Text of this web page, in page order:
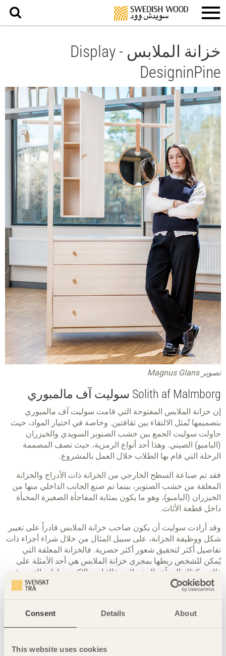
Consent Details About
This website uses cookies
بحث
خزانة الملابس Display -
DesigninPine
تصوير Magnus Glans
Solith af Malmborg سوليت آف مالمبوري
إن خزانة الملابس المفتوحة التي قامت سوليت آف مالمبوري
بتصميمها تُمثل الالتقاء بين ثقافتين. وخاصة في اختيار المواد، حيث
حاولت سوليت الجمع بين خشب الصنوبر السويدي والخيزران
(البامبو) الصيني. وهذا أحد أنواع الرمزية، حيث تصف المصممة
الرحلة التي قام بها الطلاب خلال العمل بالمشروع.
فقد تم صناعة السطح الخارجي من الخزانة ذات الأدراج والخزانة
المعلقة من خشب الصنوبر، بينما تم صنع الجانب الداخلي منها من
الخيزران (البامبو)، وهو ما يكون بمثابة المفاجأة الصغيرة المخبأة
داخل قطعة الأثاث.
وقد أرادت سوليت أن يكون صاحب خزانة الملابس قادراً على تغيير
شكل ووظيفة الخزانة، على سبيل المثال من خلال شراء أجزاء ذات
تفاصيل أكثر لتحقيق شعور أكثر حصرية. فالخزانة المعلقة التي
يُمكن للشخص ربطها بمجرى خزانة الملابس هي أحد الأمثلة على
ذلك، وكذلك المرآة والمفصلات. فالثياب والاكسسوارات التي يرغب
الشخص بعرضها تُعطي انطباع مميز لخزانة الملابس.
وعمليته. واحتياجي إلى التوفيق بين الشكل والحجم أفادني وعلمني